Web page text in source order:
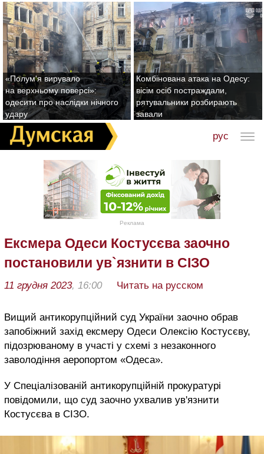
«Полум'я вирувало
на верхньому поверсі»:
одесити про наслідки нічного
удару
Комбінована атака на Одесу:
вісім осіб постраждали,
рятувальники розбирають
завали
рус
Реклама
Ексмера Одеси Костусєва заочно
постановили ув`язнити в СІЗО
11 грудня 2023, 16:00 Читать на русском
Вищий антикорупційний суд України заочно обрав
запобіжний захід ексмеру Одеси Олексію Костусєву,
підозрюваному в участі у схемі з незаконного
заволодіння аеропортом «Одеса».
У Спеціалізованій антикорупційній прокуратурі
повідомили, що суд заочно ухвалив ув'язнити
Костусєва в СІЗО.